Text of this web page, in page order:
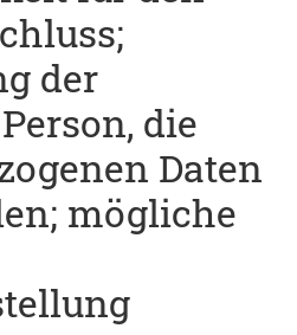
der
die
Daten
mögliche